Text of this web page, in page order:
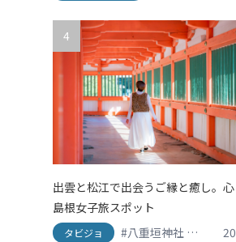
4
出雲と松江で出会うご縁と癒し。心
島根女子旅スポット
タビジョ #八重垣神社 #出雲 #